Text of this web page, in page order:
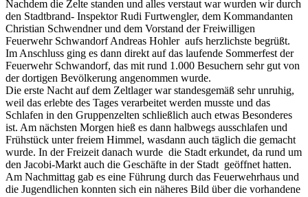
Nachdem die Zelte standen und alles verstaut war wurden wir durch
den Stadtbrand- Inspektor Rudi Furtwengler, dem Kommandanten
Christian Schwendner und dem Vorstand der Freiwilligen
Feuerwehr Schwandorf Andreas Hohler aufs herzlichste begrüßt.
Im Anschluss ging es dann direkt auf das laufende Sommerfest der
Feuerwehr Schwandorf, das mit rund 1.000 Besuchern sehr gut von
der dortigen Bevölkerung angenommen wurde.
Die erste Nacht auf dem Zeltlager war standesgemäß sehr unruhig,
weil das erlebte des Tages verarbeitet werden musste und das
Schlafen in den Gruppenzelten schließlich auch etwas Besonderes
ist. Am nächsten Morgen hieß es dann halbwegs ausschlafen und
Frühstück unter freiem Himmel, wasdann auch täglich die gemacht
wurde. In der Freizeit danach wurde die Stadt erkundet, da rund um
den Jacobi-Markt auch die Geschäfte in der Stadt geöffnet hatten.
Am Nachmittag gab es eine Führung durch das Feuerwehrhaus und
die Jugendlichen konnten sich ein näheres Bild über die vorhandene